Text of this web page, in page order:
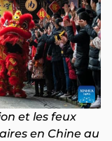
et les feux
en Chine au